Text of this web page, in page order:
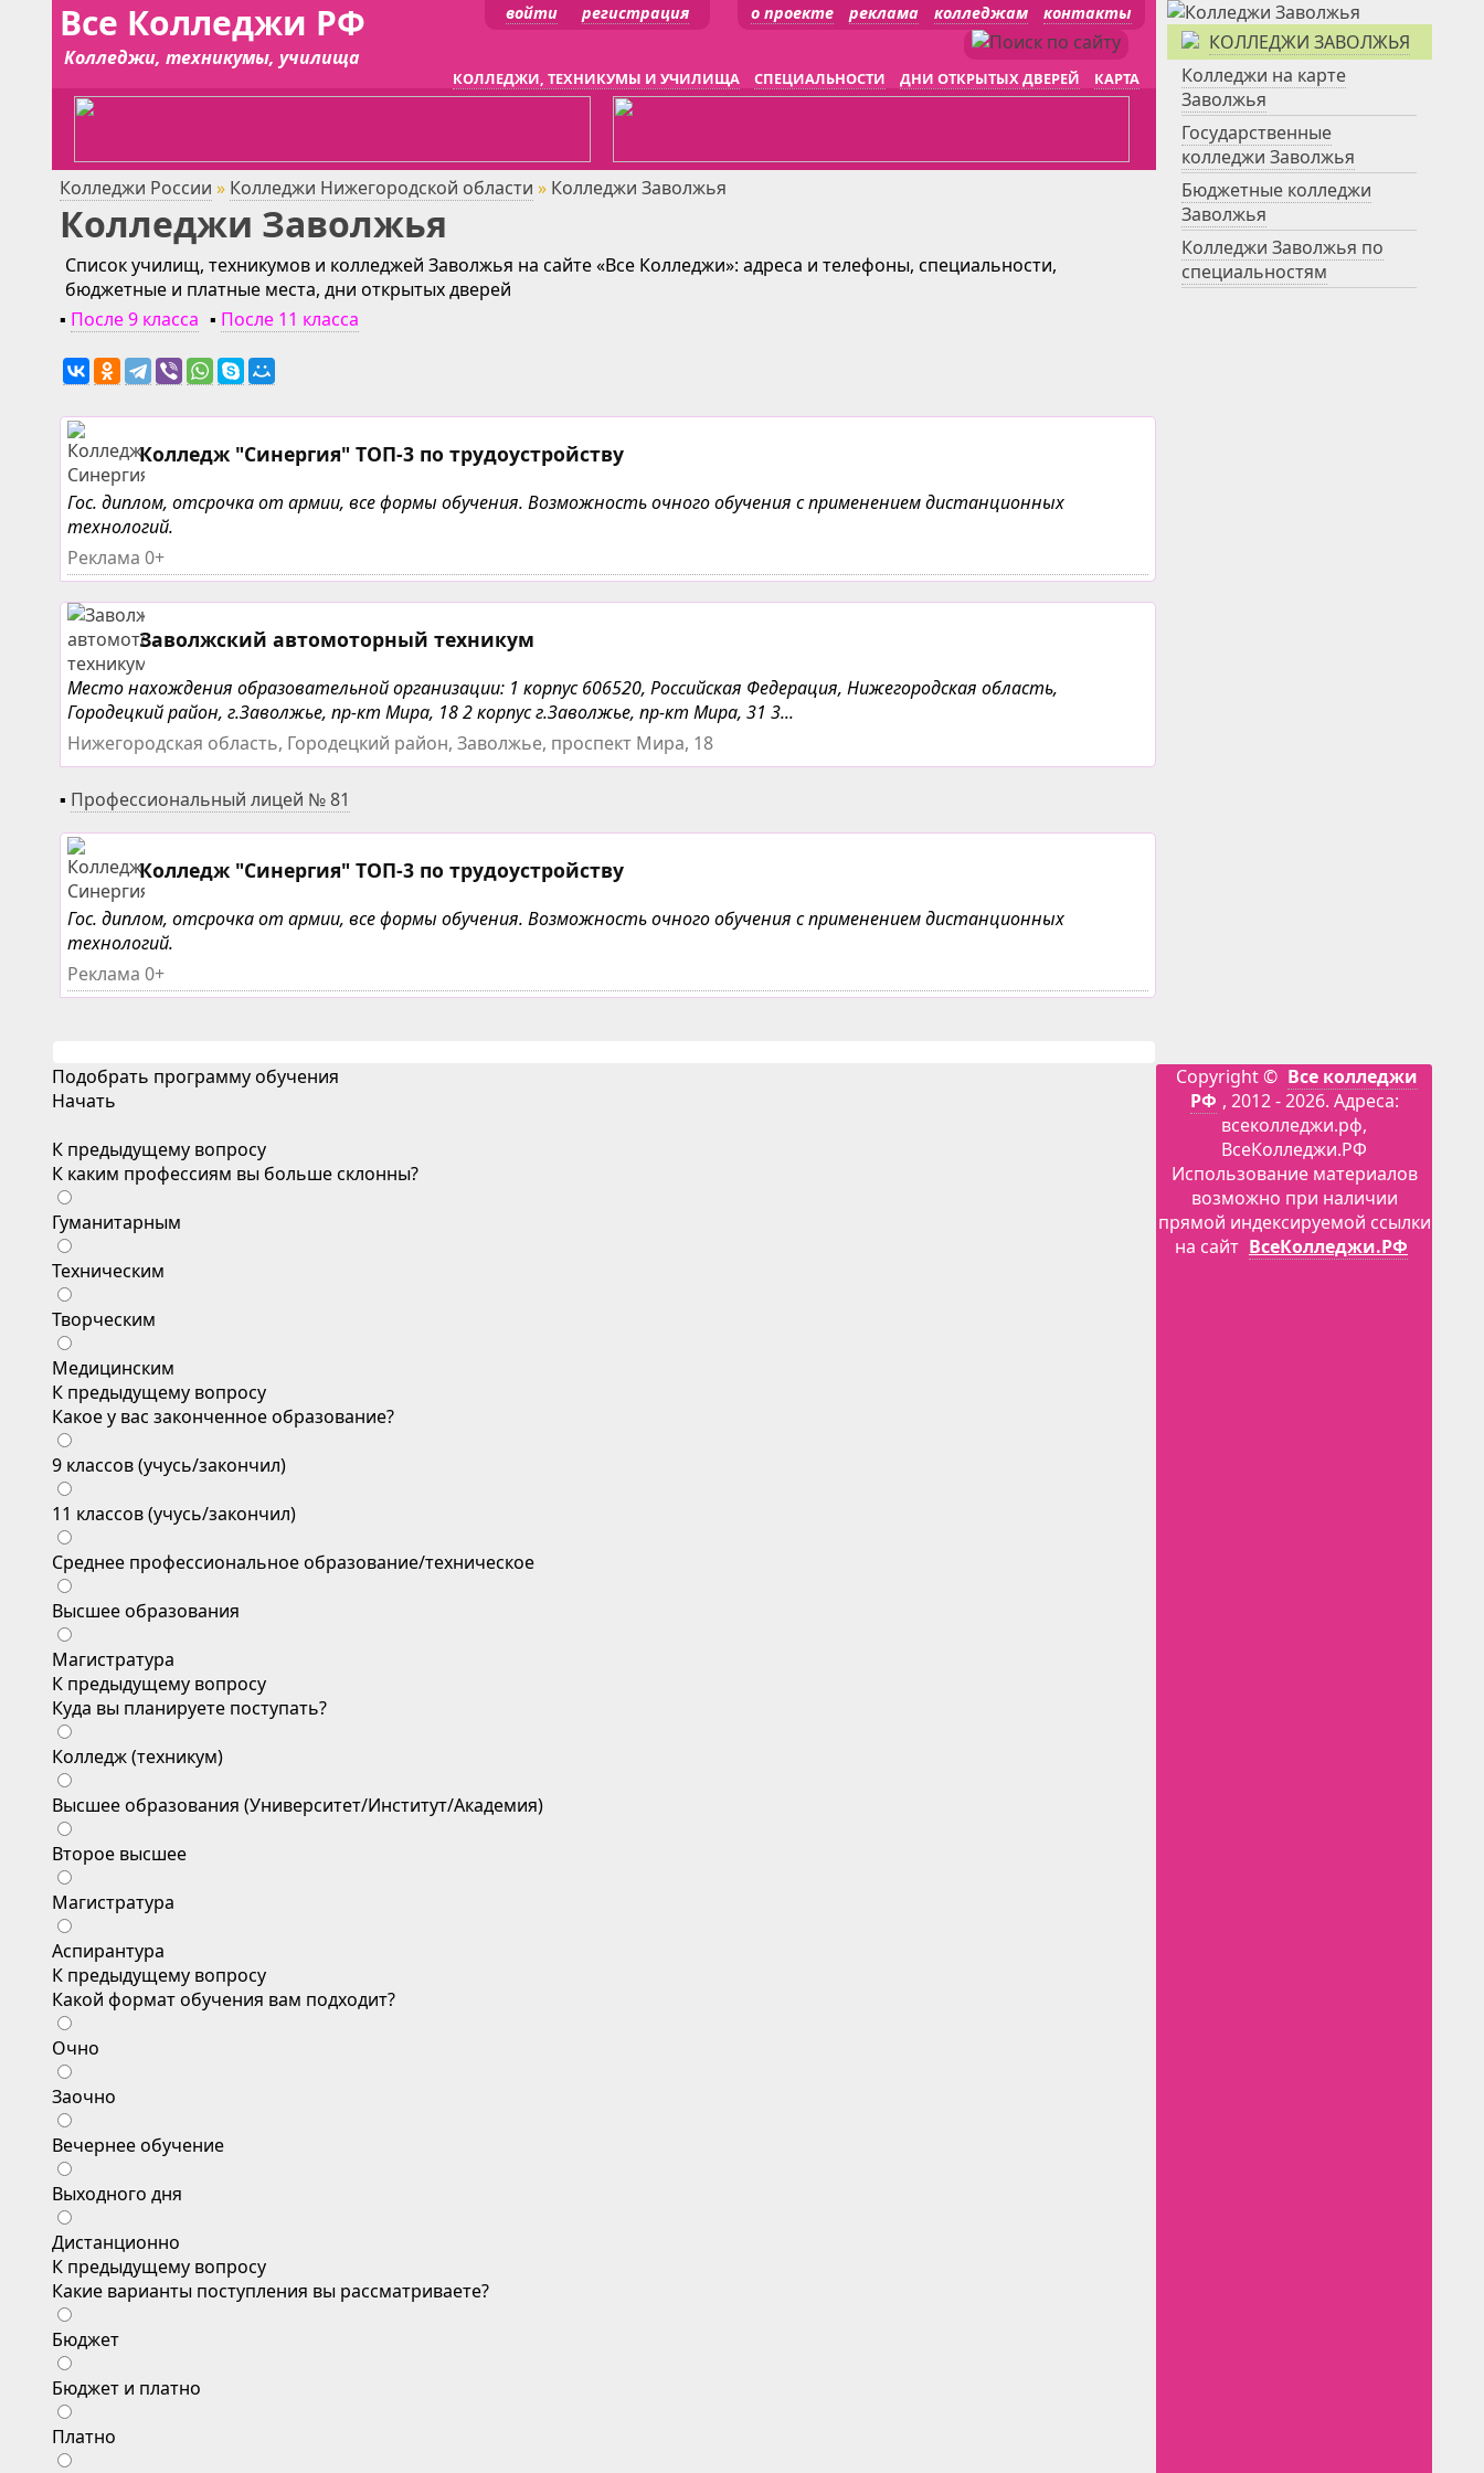
Все Колледжи РФ
Колледжи, техникумы, училища
о проекте реклама колледжам контакты
войти регистрация
КОЛЛЕДЖИ, ТЕХНИКУМЫ И УЧИЛИЩА СПЕЦИАЛЬНОСТИ ДНИ ОТКРЫТЫХ ДВЕРЕЙ КАРТА
Колледжи России » Колледжи Нижегородской области » Колледжи Заволжья
Колледжи Заволжья
Список училищ, техникумов и колледжей Заволжья на сайте «Все Колледжи»: адреса и телефоны, специальности,
бюджетные и платные места, дни открытых дверей
▪ После 9 класса ▪ После 11 класса
Колледж "Синергия" ТОП-3 по трудоустройству
Гос. диплом, отсрочка от армии, все формы обучения. Возможность очного обучения с применением дистанционных
технологий.
Реклама 0+
Заволжский автомоторный техникум
Место нахождения образовательной организации: 1 корпус 606520, Российская Федерация, Нижегородская область,
Городецкий район, г.Заволжье, пр-кт Мира, 18 2 корпус г.Заволжье, пр-кт Мира, 31 3...
Нижегородская область, Городецкий район, Заволжье, проспект Мира, 18
▪ Профессиональный лицей № 81
Колледж "Синергия" ТОП-3 по трудоустройству
Гос. диплом, отсрочка от армии, все формы обучения. Возможность очного обучения с применением дистанционных
технологий.
Реклама 0+
КОЛЛЕДЖИ ЗАВОЛЖЬЯ
Колледжи на карте
Заволжья
Государственные
колледжи Заволжья
Бюджетные колледжи
Заволжья
Колледжи Заволжья по
специальностям
Подобрать программу обучения
Начать
К предыдущему вопросу
К каким профессиям вы больше склонны?
Гуманитарным
Техническим
Творческим
Медицинским
К предыдущему вопросу
Какое у вас законченное образование?
9 классов (учусь/закончил)
11 классов (учусь/закончил)
Среднее профессиональное образование/техническое
Высшее образования
Магистратура
К предыдущему вопросу
Куда вы планируете поступать?
Колледж (техникум)
Высшее образования (Университет/Институт/Академия)
Второе высшее
Магистратура
Аспирантура
К предыдущему вопросу
Какой формат обучения вам подходит?
Очно
Заочно
Вечернее обучение
Выходного дня
Дистанционно
К предыдущему вопросу
Какие варианты поступления вы рассматриваете?
Бюджет
Бюджет и платно
Платно
Copyright © Все колледжи
РФ , 2012 - 2026. Адреса:
всеколледжи.рф,
ВсеКолледжи.РФ
Использование материалов
возможно при наличии
прямой индексируемой ссылки
на сайт ВсеКолледжи.РФ